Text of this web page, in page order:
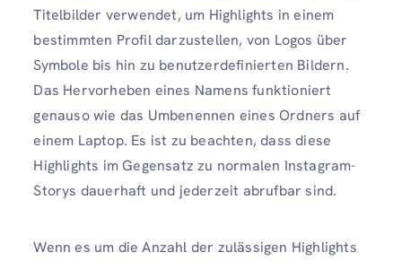
Titelbilder verwendet, um Highlights in einem
bestimmten Profil darzustellen, von Logos über
Symbole bis hin zu benutzerdefinierten Bildern.
Das Hervorheben eines Namens funktioniert
genauso wie das Umbenennen eines Ordners auf
einem Laptop. Es ist zu beachten, dass diese
Highlights im Gegensatz zu normalen Instagram-
Storys dauerhaft und jederzeit abrufbar sind.
Wenn es um die Anzahl der zulässigen Highlights